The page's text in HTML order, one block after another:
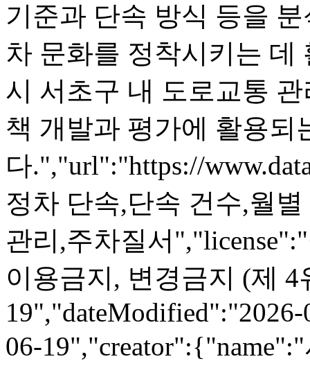
기준과 단속 방식 등을
차 문화를 정착시키는 데
시 서초구 내 도로교통
책 개발과 평가에 활용되
다.","url":"https://
정차 단속,단속 건수,월
관리,주차질서
이용금지, 변경금지 (제 4
06-